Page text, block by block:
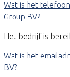
Wat is het
Group BV?
Het bedrijf is
Wat is het
BV?